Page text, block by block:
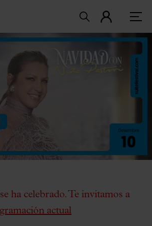
ha celebrado. Te invitamos a
actual